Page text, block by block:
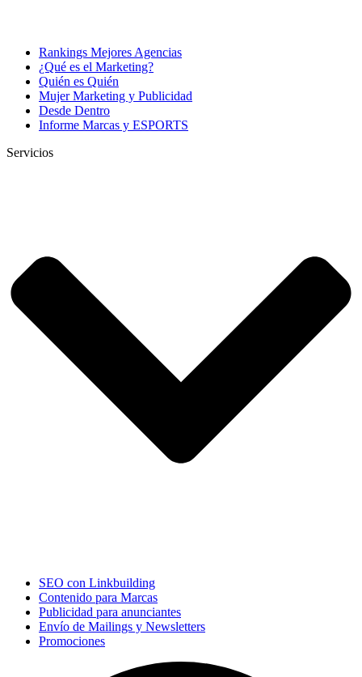
Rankings Mejores Agencias
¿Qué es el Marketing?
Quién es Quién
Mujer Marketing y Publicidad
Desde Dentro
Informe Marcas y ESPORTS
Servicios
SEO con Linkbuilding
Contenido para Marcas
Publicidad para anunciantes
Envío de Mailings y Newsletters
Promociones